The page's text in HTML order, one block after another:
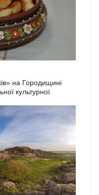
на Городищині
культурної